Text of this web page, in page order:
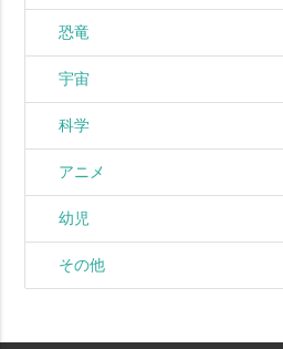
恐竜
宇宙
科学
アニメ
幼児
その他